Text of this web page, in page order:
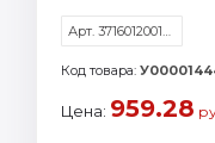
Арт. 3716012001KSRU
Код товара:
Цена: 959.28